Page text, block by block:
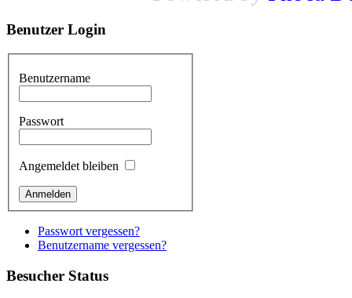
Benutzer Login
Benutzername
Passwort
Angemeldet bleiben
Passwort vergessen?
Benutzername vergessen?
Besucher Status